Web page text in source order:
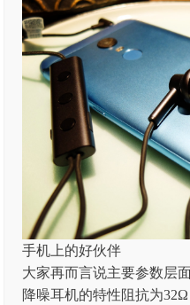
手机上的好伙伴
大家再而言说主要参数层
降噪耳机的特性阻抗为